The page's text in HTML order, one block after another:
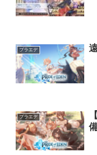
プラエデ
プラエデ